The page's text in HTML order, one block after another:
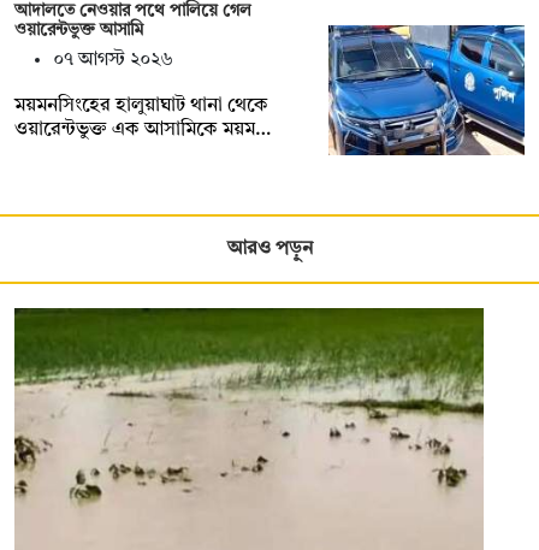
আদালতে নেওয়ার পথে পালিয়ে গেল
ওয়ারেন্টভুক্ত আসামি
০৭ আগস্ট ২০২৬
ময়মনসিংহের হালুয়াঘাট থানা থেকে
ওয়ারেন্টভুক্ত এক আসামিকে ময়ম…
আরও পড়ুন